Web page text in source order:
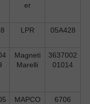
er
LPR 05A428
Magneti
Marelli
3637002
01014
MAPCO 6706